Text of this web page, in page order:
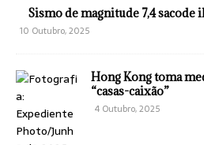
Sismo de magnitude 7,4 sacode
10 Outubro, 2025
Hong Kong toma
“casas-caixão”
4 Outubro, 2025